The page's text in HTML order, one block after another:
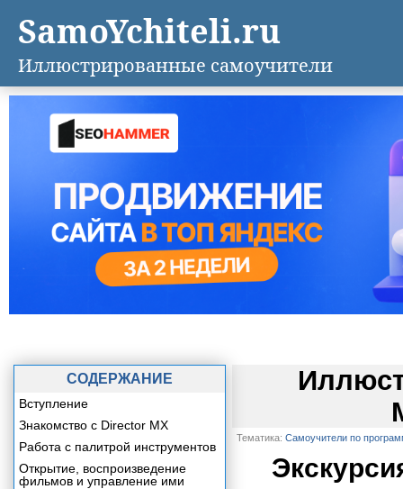
Тематика: Самоучители по
СОДЕРЖАНИЕ
Вступление
Знакомство с Director MX
Работа с палитрой инструментов
Открытие, воспроизведение
фильмов и управление ими
SamoYchiteli.ru
Иллюстрированные самоучители